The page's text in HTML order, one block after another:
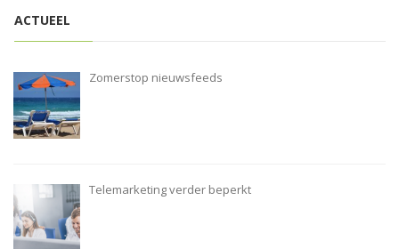
ACTUEEL
Zomerstop nieuwsfeeds
Telemarketing verder beperkt